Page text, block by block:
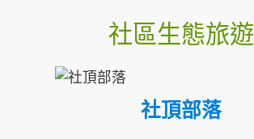
社區生態旅遊
社頂部落